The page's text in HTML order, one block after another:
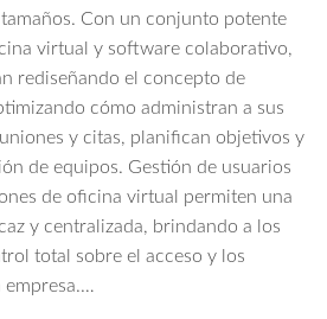
Con un conjunto potente
virtual y software colaborativo,
rediseñando el concepto de
cómo administran a sus
y citas, planifican objetivos y
de equipos. Gestión de usuarios
de oficina virtual permiten una
y centralizada, brindando a los
total sobre el acceso y los
empresa.…